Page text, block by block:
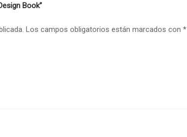
Book”
Los campos obligatorios están marcados con *